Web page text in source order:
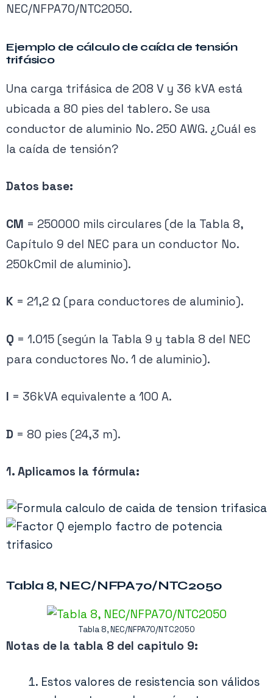
NEC/NFPA70/NTC2050.
Ejemplo de cálculo de caída de tensión
trifásico
Una carga trifásica de 208 V y 36 kVA está
ubicada a 80 pies del tablero. Se usa
conductor de aluminio No. 250 AWG. ¿Cuál es
la caída de tensión?
Datos base:
CM = 250000 mils circulares (de la Tabla 8,
Capítulo 9 del NEC para un conductor No.
250kCmil de aluminio).
K = 21,2 Ω (para conductores de aluminio).
Q = 1.015 (según la Tabla 9 y tabla 8 del NEC
para conductores No. 1 de aluminio).
I = 36kVA equivalente a 100 A.
D = 80 pies (24,3 m).
1. Aplicamos la fórmula:
Tabla 8, NEC/NFPA70/NTC2050
Tabla 8, NEC/NFPA70/NTC2050
Notas de la tabla 8 del capitulo 9:
Estos valores de resistencia son válidos